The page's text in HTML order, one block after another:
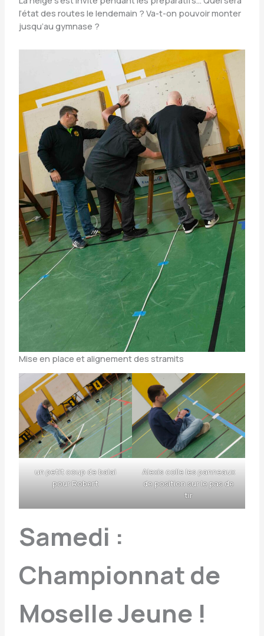
l’état des routes le lendemain ? Va-t-on pouvoir monter
jusqu’au gymnase ?
Mise en place et alignement des stramits
un petit coup de balai
pour Robert
Alexis colle les panneaux
de position sur le pas de
tir
Samedi :
Championnat de
Moselle Jeune !